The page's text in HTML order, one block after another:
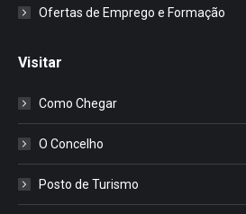
Ofertas de Emprego e Formação
Visitar
Como Chegar
O Concelho
Posto de Turismo